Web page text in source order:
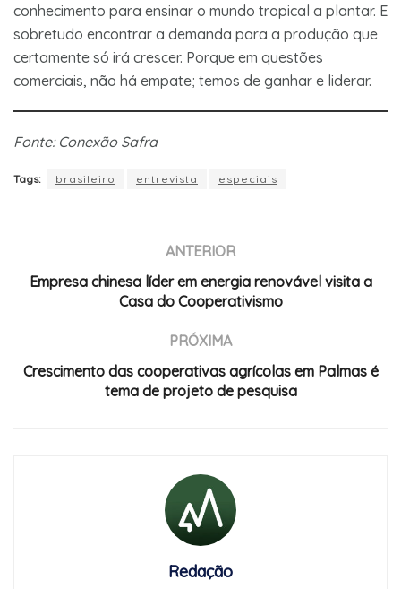
conhecimento para ensinar o mundo tropical a plantar. E
sobretudo encontrar a demanda para a produção que
certamente só irá crescer. Porque em questões
comerciais, não há empate; temos de ganhar e liderar.
Fonte: Conexão Safra
Tags: brasileiro entrevista especiais
ANTERIOR
Empresa chinesa líder em energia renovável visita a
Casa do Cooperativismo
PRÓXIMA
Crescimento das cooperativas agrícolas em Palmas é
tema de projeto de pesquisa
Redação